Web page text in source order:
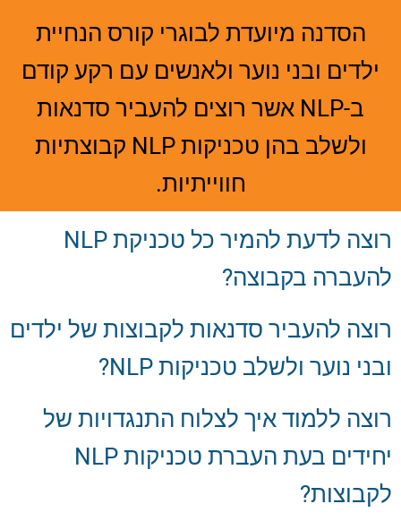
הסדנה מיועדת לבוגרי קורס הנחיית
ילדים ובני נוער ולאנשים עם רקע קודם
ב-NLP אשר רוצים להעביר סדנאות
ולשלב בהן טכניקות NLP קבוצתיות
חווייתיות.
רוצה לדעת להמיר כל טכניקת NLP
להעברה בקבוצה?
רוצה להעביר סדנאות לקבוצות של ילדים
ובני נוער ולשלב טכניקות NLP?
רוצה ללמוד איך לצלוח התנגדויות של
יחידים בעת העברת טכניקות NLP
לקבוצות?